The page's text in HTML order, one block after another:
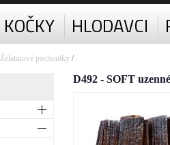
KOČKY HLODAVCI
Želatinové pochoutky/
D492 - SOFT